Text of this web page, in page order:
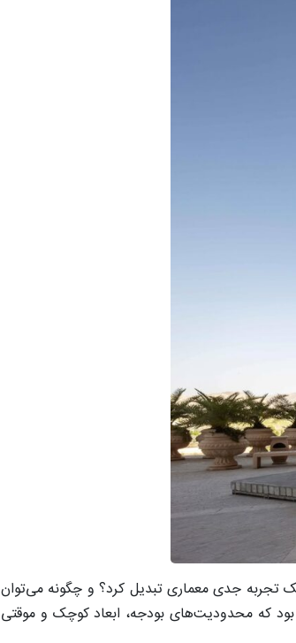
جدی معماری تبدیل کرد؟ و چگونه می‌توان
بود که محدودیت‌های بودجه، ابعاد کوچک و موقتی